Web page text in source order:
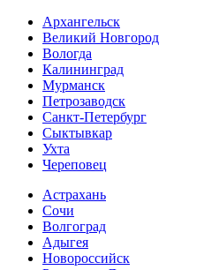
Архангельск
Великий Новгород
Вологда
Калининград
Мурманск
Петрозаводск
Санкт-Петербург
Сыктывкар
Ухта
Череповец
Астрахань
Сочи
Волгоград
Адыгея
Новороссийск